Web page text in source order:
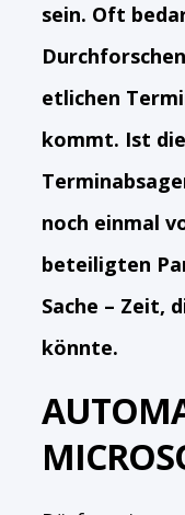
sein. Oft
etlichen
kommt. Ist
noch einmal
beteiligten
Sache – Zeit,
könnte.